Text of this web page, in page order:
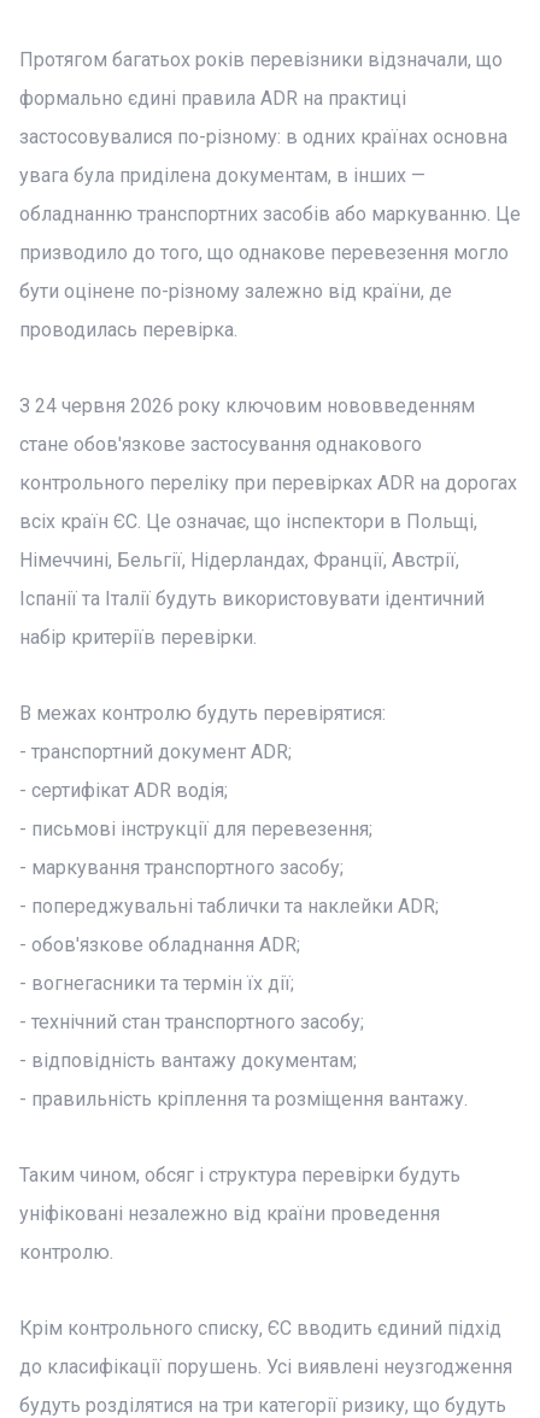
Протягом багатьох років перевізники відзначали, що
формально єдині правила ADR на практиці
застосовувалися по-різному: в одних країнах основна
увага була приділена документам, в інших —
обладнанню транспортних засобів або маркуванню. Це
призводило до того, що однакове перевезення могло
бути оцінене по-різному залежно від країни, де
проводилась перевірка.
З 24 червня 2026 року ключовим нововведенням
стане обов'язкове застосування однакового
контрольного переліку при перевірках ADR на дорогах
всіх країн ЄС. Це означає, що інспектори в Польщі,
Німеччині, Бельгії, Нідерландах, Франції, Австрії,
Іспанії та Італії будуть використовувати ідентичний
набір критеріїв перевірки.
В межах контролю будуть перевірятися:
- транспортний документ ADR;
- сертифікат ADR водія;
- письмові інструкції для перевезення;
- маркування транспортного засобу;
- попереджувальні таблички та наклейки ADR;
- обов'язкове обладнання ADR;
- вогнегасники та термін їх дії;
- технічний стан транспортного засобу;
- відповідність вантажу документам;
- правильність кріплення та розміщення вантажу.
Таким чином, обсяг і структура перевірки будуть
уніфіковані незалежно від країни проведення
контролю.
Крім контрольного списку, ЄС вводить єдиний підхід
до класифікації порушень. Усі виявлені неузгодження
будуть розділятися на три категорії ризику, що будуть